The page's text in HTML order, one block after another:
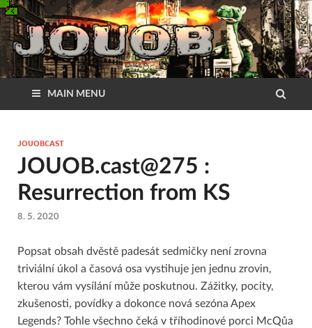
MAIN MENU
JOUOBCAST
JOUOB.cast@275 :
Resurrection from KS
8. 5. 2020
Popsat obsah dvěstě padesát sedmičky není zrovna
triviální úkol a časová osa vystihuje jen jednu zrovin,
kterou vám vysílání může poskutnou. Zážitky, pocity,
zkušenosti, povídky a dokonce nová sezóna Apex
Legends? Tohle všechno čeká v tříhodinové porci McQůa